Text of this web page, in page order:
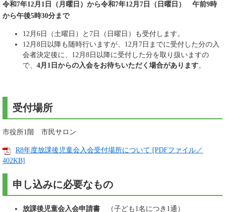
令和7年12月1日（月曜日）から令和7年12月7日（日曜日） 午前9時
から午後5時30分まで
12月6日（土曜日）と7日（日曜日）も受付します。
12月8日以降も随時行いますが、12月7日までに受付した分の入
会者決定後に、12月8日以降に受付した分を取り扱いますの
で、 4月1日からの入会をお待ちいただく場合があります。
受付場所
市役所1階 市民サロン
R8年度放課後児童会入会受付場所について [PDFファイル／
402KB]
申し込みに必要なもの
放課後児童会入会申請書 （子ども1名につき1通）